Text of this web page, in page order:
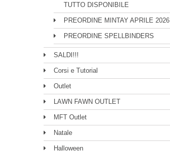
TUTTO DISPONIBILE
PREORDINE MINTAY APRILE 2026
PREORDINE SPELLBINDERS
SALDI!!!
Corsi e Tutorial
Outlet
LAWN FAWN OUTLET
MFT Outlet
Natale
Halloween